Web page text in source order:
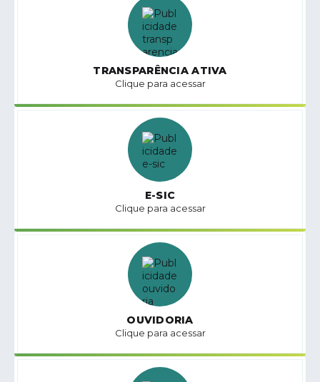
TRANSPARÊNCIA ATIVA
Clique para acessar
E-SIC
Clique para acessar
OUVIDORIA
Clique para acessar